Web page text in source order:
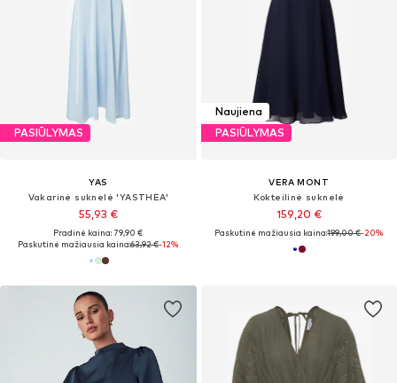
PASIŪLYMAS
YAS
Vakarinė suknelė 'YASTHEA'
55,93 €
Pradinė kaina: 79,90 €
Paskutinė mažiausia kaina:63,92 €-12%
Naujiena
PASIŪLYMAS
VERA MONT
Kokteilinė suknelė
159,20 €
Paskutinė mažiausia kaina:199,00 €-20%